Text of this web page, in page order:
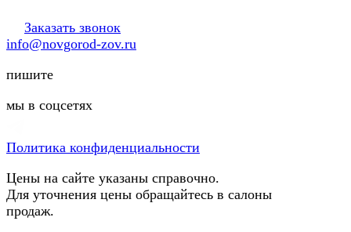
Заказать звонок
info@novgorod-zov.ru
пишите
мы в соцсетях
Политика конфиденциальности
Цены на сайте указаны справочно.
Для уточнения цены обращайтесь в салоны
продаж.